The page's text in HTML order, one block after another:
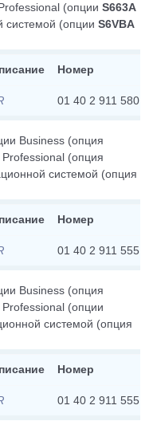
(опции S663A
системой (опции S6VBA
Номер
01 40 2 911 580
Business (опция
(опция
системой (опция
Номер
01 40 2 911 555
Business (опция
(опции
системой (опция
Номер
01 40 2 911 555